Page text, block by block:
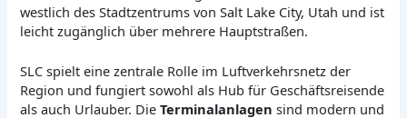
westlich des Stadtzentrums von Salt Lake City, Utah und ist
leicht zugänglich über mehrere Hauptstraßen.
SLC spielt eine zentrale Rolle im Luftverkehrsnetz der
Region und fungiert sowohl als Hub für Geschäftsreisende
als auch Urlauber. DieTerminalanlagen sind modern und